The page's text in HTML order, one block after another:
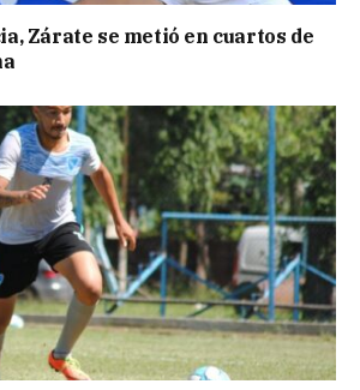
Zárate se metió en cuartos de